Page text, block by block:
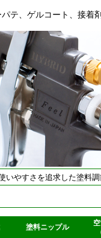
テ、ゲルコート、接着
いやすさを追求した塗料調
塗料ニップル